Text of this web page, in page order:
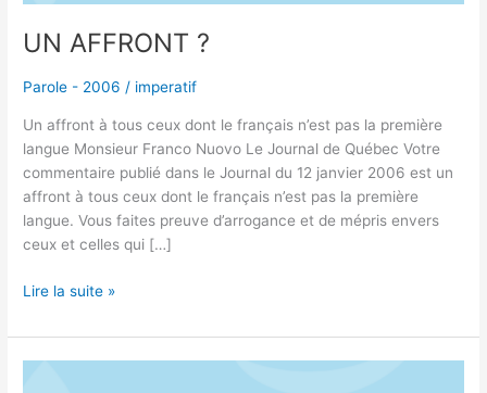
UN AFFRONT ?
Parole - 2006 / imperatif
Un affront à tous ceux dont le français n’est pas la première
langue Monsieur Franco Nuovo Le Journal de Québec Votre
commentaire publié dans le Journal du 12 janvier 2006 est un
affront à tous ceux dont le français n’est pas la première
langue. Vous faites preuve d’arrogance et de mépris envers
ceux et celles qui […]
Lire la suite »